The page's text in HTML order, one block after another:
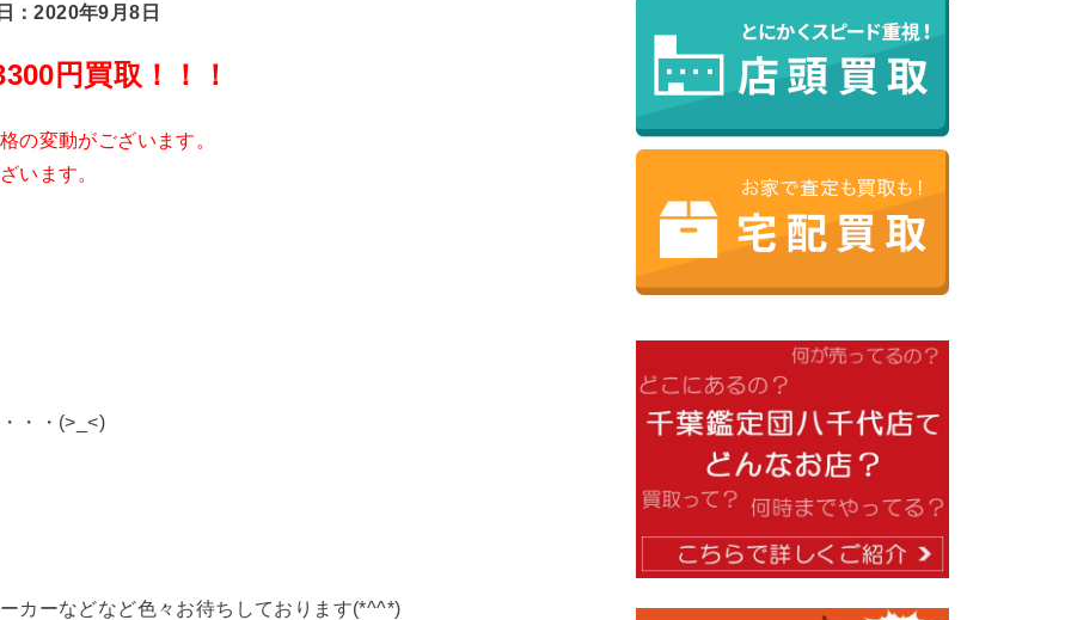
：2020年9月8日
円買取！！！
の変動がございます。
います。
・・(>_<)
カーなどなど色々お待ちしております(*^^*)